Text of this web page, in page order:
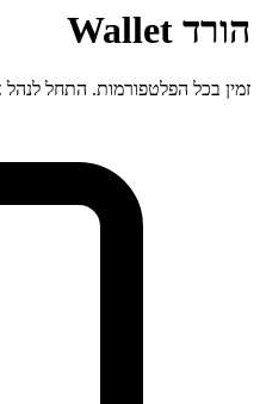
הורד Wallet
זמין בכל הפלטפורמות. התחל